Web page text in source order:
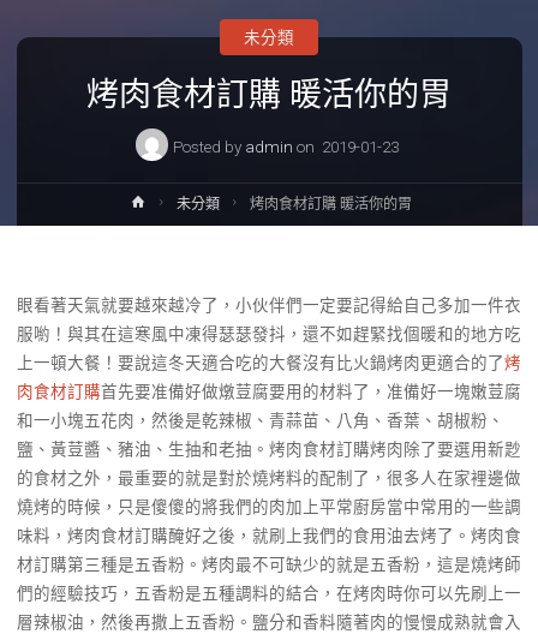
烤肉食材訂購 暖活你的胃
Posted by admin on 2019-01-23
未分類
Home未分類 烤肉食材訂購 暖活你的胃
眼看著天氣就要越來越冷了，小伙伴們一定要記得給自己多加一件衣
服喲！與其在這寒風中凍得瑟瑟發抖，還不如趕緊找個暖和的地方吃
上一頓大餐！要說這冬天適合吃的大餐沒有比火鍋烤肉更適合的了烤
肉食材訂購首先要准備好做燉荳腐要用的材料了，准備好一塊嫩荳腐
和一小塊五花肉，然後是乾辣椒、青蒜苗、八角、香葉、胡椒粉、
鹽、黃荳醬、豬油、生抽和老抽。烤肉食材訂購烤肉除了要選用新尟
的食材之外，最重要的就是對於燒烤料的配制了，很多人在家裡邊做
燒烤的時候，只是傻傻的將我們的肉加上平常廚房當中常用的一些調
味料，烤肉食材訂購醃好之後，就刷上我們的食用油去烤了。烤肉食
材訂購第三種是五香粉。烤肉最不可缺少的就是五香粉，這是燒烤師
們的經驗技巧，五香粉是五種調料的結合，在烤肉時你可以先刷上一
層辣椒油，然後再撒上五香粉。鹽分和香料隨著肉的慢慢成熟就會入